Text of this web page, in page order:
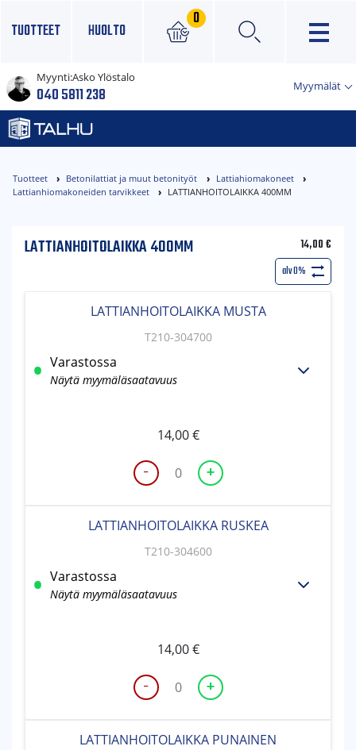
TUOTTEET HUOLTO
0
×
Myynti:Asko Ylöstalo
040 5811 238 Myymälät
Tuotteet Betonilattiat ja muut betonityöt
Lattiahiomakoneet
Lattianhiomakoneiden tarvikkeet
LATTIANHOITOLAIKKA 400MM
LATTIANHOITOLAIKKA 400MM 14,00€
alv 0%
-
LATTIANHOITOLAIKKA
MUSTA
+
LATTIANHOITOLAIKKA MUSTA
T210-304700
Varastossa
Näytä myymäläsaatavuus
14,00€
-
LATTIANHOITOLAIKKA
RUSKEA
+
LATTIANHOITOLAIKKA RUSKEA
T210-304600
Varastossa
Näytä myymäläsaatavuus
14,00€
LATTIANHOITOLAIKKA PUNAINEN